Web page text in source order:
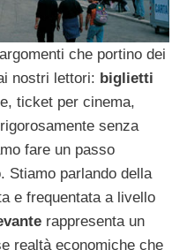
che portino dei
nostri lettori: biglietti
ticket per cinema,
senza
fare un passo
Stiamo parlando della
e frequentata a livello
rappresenta un
realtà economiche che